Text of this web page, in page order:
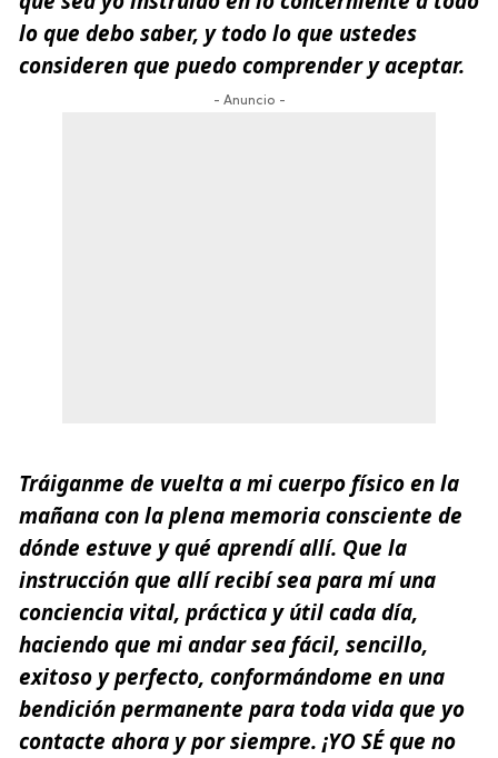
lo que debo saber, y todo lo que ustedes
consideren que puedo comprender y aceptar.
- Anuncio -
Tráiganme de vuelta a mi cuerpo físico en la
mañana con la plena memoria consciente de
dónde estuve y qué aprendí allí. Que la
instrucción que allí recibí sea para mí una
conciencia vital, práctica y útil cada día,
haciendo que mi andar sea fácil, sencillo,
exitoso y perfecto, conformándome en una
bendición permanente para toda vida que yo
contacte ahora y por siempre. ¡YO SÉ que no